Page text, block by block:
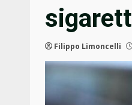
Filippo Limoncelli